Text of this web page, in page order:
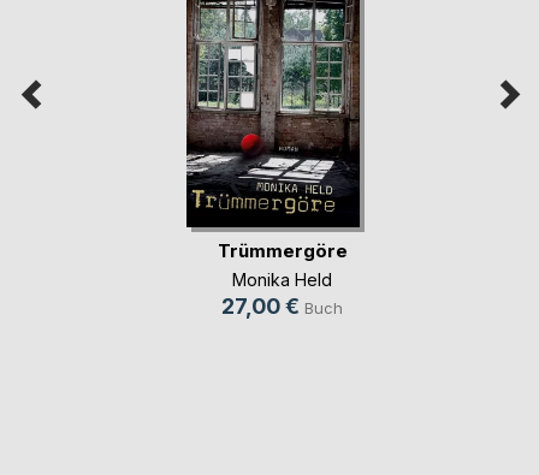
Trümmergöre
Monika Held
27,00 € Buch